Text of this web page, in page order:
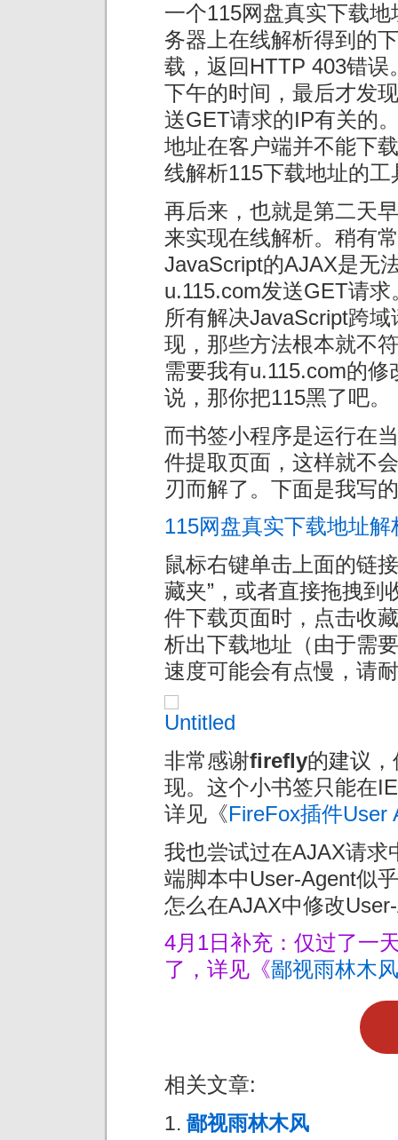
一个115网盘真实下载
务器上在线解析得到的
载，返回HTTP 403错
下午的时间，最后才发
送GET请求的IP有关的
地址在客户端并不能下
线解析115下载地址的工
再后来，也就是第二天
来实现在线解析。稍有
JavaScript的AJAX是无
u.115.com发送GET请
所有解决JavaScript跨
现，那些方法根本就不
需要我有u.115.com的
说，那你把115黑了吧。
而书签小程序是运行在
件提取页面，这样就不
刃而解了。下面是我写
115网盘真实下载地址
鼠标右键单击上面的链
藏夹”，或者直接拖拽到
件下载页面时，点击收
析出下载地址（由于需
速度可能会有点慢，请
非常感谢firefly的建议，
现。这个小书签只能在
详见《FireFox插件User
我也尝试过在AJAX请求
端脚本中User-Agent似
怎么在AJAX中修改
4月1日补充：仅过了一
了，详见《鄙视雨林木风
相关文章:
鄙视雨林木风